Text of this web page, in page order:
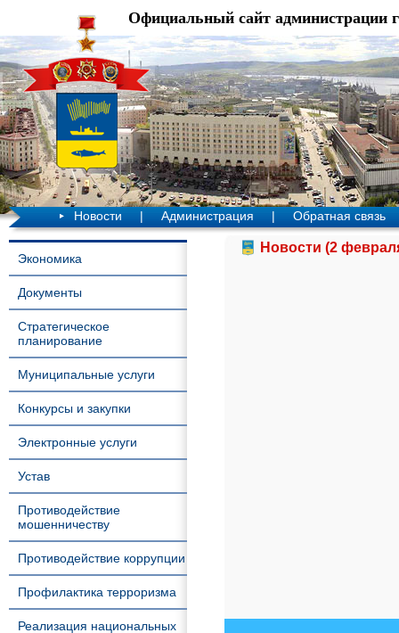
Официальный сайт администрации
Новости | Администрация | Обратная связь
Экономика
Документы
Стратегическое
планирование
Муниципальные услуги
Конкурсы и закупки
Электронные услуги
Устав
Противодействие
мошенничеству
Противодействие коррупции
Профилактика терроризма
Реализация национальных
Новости (2